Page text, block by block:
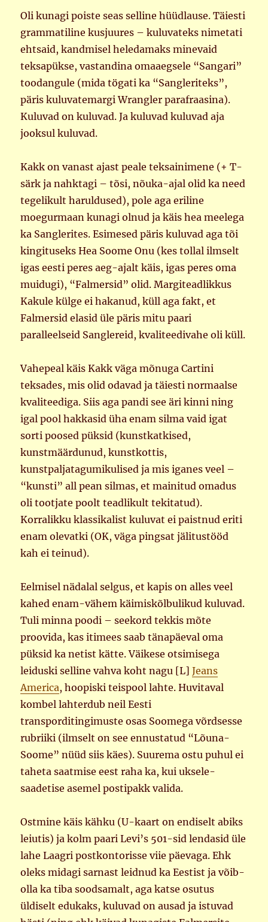
Oli kunagi poiste seas selline hüüdlause. Täiesti
grammatiline kusjuures – kuluvateks nimetati
ehtsaid, kandmisel heledamaks minevaid
teksapükse, vastandina omaaegsele “Sangari”
toodangule (mida tögati ka “Sangleriteks”,
päris kuluvatemargi Wrangler parafraasina).
Kuluvad on kuluvad. Ja kuluvad kuluvad aja
jooksul kuluvad.
Kakk on vanast ajast peale teksainimene (+ T-
särk ja nahktagi – tõsi, nõuka-ajal olid ka need
tegelikult haruldused), pole aga eriline
moegurmaan kunagi olnud ja käis hea meelega
ka Sanglerites. Esimesed päris kuluvad aga tõi
kingituseks Hea Soome Onu (kes tollal ilmselt
igas eesti peres aeg-ajalt käis, igas peres oma
muidugi), “Falmersid” olid. Margiteadlikkus
Kakule külge ei hakanud, küll aga fakt, et
Falmersid elasid üle päris mitu paari
paralleelseid Sanglereid, kvaliteedivahe oli küll.
Vahepeal käis Kakk väga mõnuga Cartini
teksades, mis olid odavad ja täiesti normaalse
kvaliteediga. Siis aga pandi see äri kinni ning
igal pool hakkasid üha enam silma vaid igat
sorti poosed püksid (kunstkatkised,
kunstmäärdunud, kunstkottis,
kunstpaljatagumikulised ja mis iganes veel –
“kunsti” all pean silmas, et mainitud omadus
oli tootjate poolt teadlikult tekitatud).
Korralikku klassikalist kuluvat ei paistnud eriti
enam olevatki (OK, väga pingsat jälitustööd
kah ei teinud).
Eelmisel nädalal selgus, et kapis on alles veel
kahed enam-vähem käimiskõlbulikud kuluvad.
Tuli minna poodi – seekord tekkis mõte
proovida, kas itimees saab tänapäeval oma
püksid ka netist kätte. Väikese otsimisega
leiduski selline vahva koht nagu [L]Jeans
America, hoopiski teispool lahte. Huvitaval
kombel lahterdub neil Eesti
transporditingimuste osas Soomega võrdsesse
rubriiki (ilmselt on see ennustatud “Lõuna-
Soome” nüüd siis käes). Suurema ostu puhul ei
taheta saatmise eest raha ka, kui uksele-
saadetise asemel postipakk valida.
Ostmine käis kähku (U-kaart on endiselt abiks
leiutis) ja kolm paari Levi’s 501-sid lendasid üle
lahe Laagri postkontorisse viie päevaga. Ehk
oleks midagi sarnast leidnud ka Eestist ja võib-
olla ka tiba soodsamalt, aga katse osutus
üldiselt edukaks, kuluvad on ausad ja istuvad